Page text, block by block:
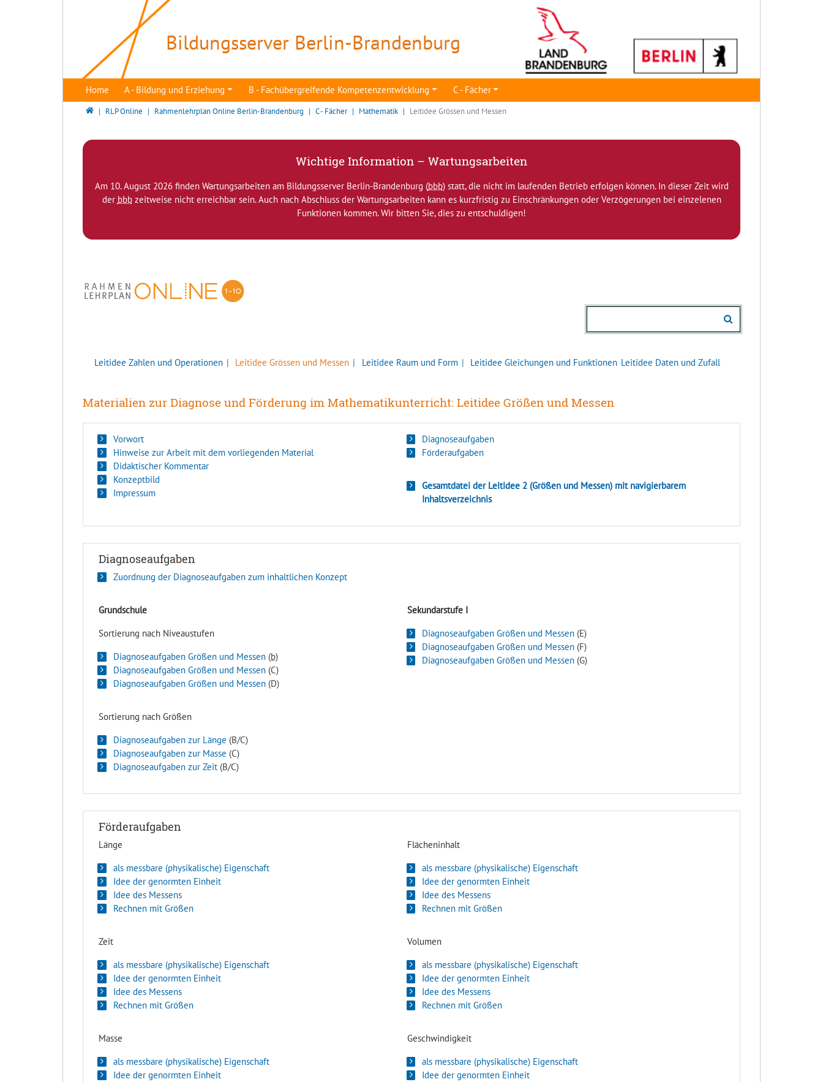
Bildungsserver Berlin-Brandenburg
Home A - Bildung und Erziehung B - Fachübergreifende Kompetenzentwicklung C - Fächer
Bildungsserver Berlin - Brandenburg
RLP Online Rahmenlehrplan Online Berlin-Brandenburg C - Fächer Mathematik Leitidee Grössen und Messen
Wichtige Information – Wartungsarbeiten
Am 10. August 2026 finden Wartungsarbeiten am Bildungsserver Berlin-Brandenburg (bbb) statt, die nicht im laufenden Betrieb erfolgen können. In dieser Zeit wird
der bbbzeitweise nicht erreichbar sein. Auch nach Abschluss der Wartungsarbeiten kann es kurzfristig zu Einschränkungen oder Verzögerungen bei einzelenen
Funktionen kommen. Wir bitten Sie, dies zu entschuldigen!
Leitidee Zahlen und Operationen Leitidee Grössen und Messen Leitidee Raum und Form Leitidee Gleichungen und Funktionen Leitidee Daten und Zufall
Materialien zur Diagnose und Förderung im Mathematikunterricht: Leitidee Größen und Messen
Vorwort
Hinweise zur Arbeit mit dem vorliegenden Material
Didaktischer Kommentar
Konzeptbild
Impressum
Diagnoseaufgaben
Förderaufgaben
Gesamtdatei der Leitidee 2 (Größen und Messen) mit navigierbarem
Inhaltsverzeichnis
Diagnoseaufgaben
Zuordnung der Diagnoseaufgaben zum inhaltlichen Konzept
Grundschule
Sortierung nach Niveaustufen
Diagnoseaufgaben Größen und Messen (b)
Diagnoseaufgaben Größen und Messen (C)
Diagnoseaufgaben Größen und Messen (D)
Sortierung nach Größen
Diagnoseaufgaben zur Länge (B/C)
Diagnoseaufgaben zur Masse (C)
Diagnoseaufgaben zur Zeit (B/C)
Sekundarstufe I
Diagnoseaufgaben Größen und Messen (E)
Diagnoseaufgaben Größen und Messen (F)
Diagnoseaufgaben Größen und Messen (G)
Förderaufgaben
Länge
als messbare (physikalische) Eigenschaft
Idee der genormten Einheit
Idee des Messens
Rechnen mit Größen
Zeit
als messbare (physikalische) Eigenschaft
Idee der genormten Einheit
Idee des Messens
Rechnen mit Größen
Masse
als messbare (physikalische) Eigenschaft
Idee der genormten Einheit
Flächeninhalt
als messbare (physikalische) Eigenschaft
Idee der genormten Einheit
Idee des Messens
Rechnen mit Größen
Volumen
als messbare (physikalische) Eigenschaft
Idee der genormten Einheit
Idee des Messens
Rechnen mit Größen
Geschwindigkeit
als messbare (physikalische) Eigenschaft
Idee der genormten Einheit